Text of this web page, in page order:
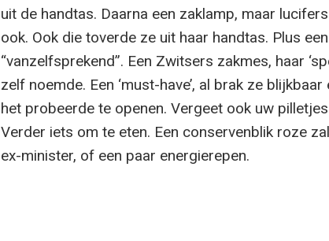
uit de handtas. Daarna een zaklamp, maar
ook. Ook die toverde ze uit haar handtas. Plus
“vanzelfsprekend”. Een Zwitsers zakmes, haar
zelf noemde. Een ‘must-have’, al brak ze
het probeerde te openen. Vergeet ook uw
Verder iets om te eten. Een conservenblik roze
ex-minister, of een paar energierepen.